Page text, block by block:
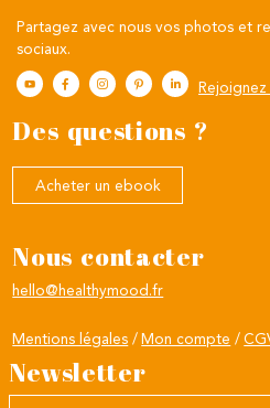
Partagez avec nous vos photos et
sociaux.
Des questions ?
Acheter un ebook
Nous contacter
hello@healthymood.fr
Mentions légales Mon compte
Newsletter